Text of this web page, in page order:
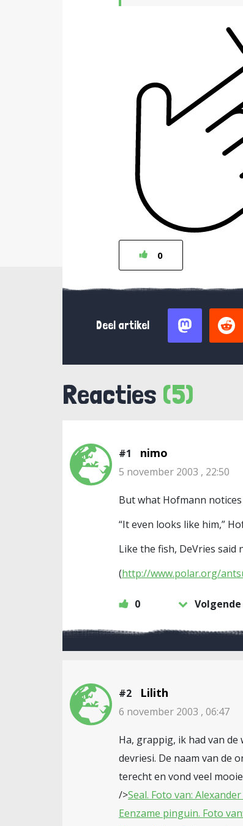
0
Deel artikel
Reacties (5)
#1 nimo
5 november 2003 , 22:50
But what Hofmann notices
“It even looks like him,”
Like the fish, DeVries said
(http://www.polar.org/
0
#2 Lilith
6 november 2003 , 06:47
Ha, grappig, ik had van
devriesi. De naam van de
terecht en vond veel
/>Seal. Foto van:
Eenzame pinguin. Foto